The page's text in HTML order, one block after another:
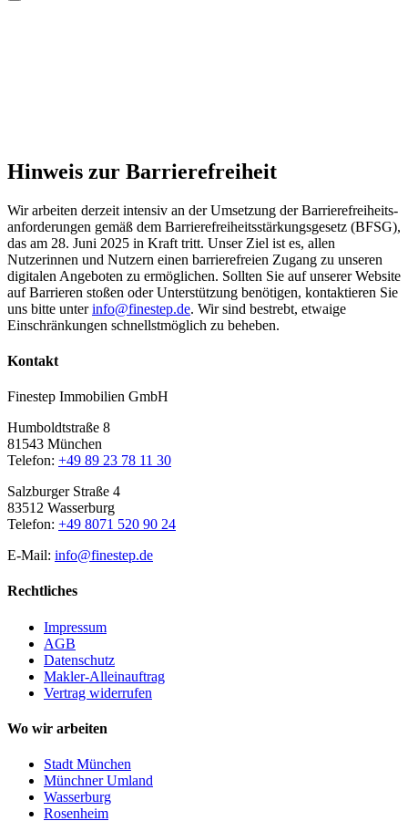
Hinweis zur Barrierefreiheit
Wir arbeiten derzeit intensiv an der Umsetzung der Barrierefreiheits­
anforderungen gemäß dem Barrierefreiheitsstärkungsgesetz (BFSG),
das am 28. Juni 2025 in Kraft tritt. Unser Ziel ist es, allen
Nutzerinnen und Nutzern einen barrierefreien Zugang zu unseren
digitalen Angeboten zu ermöglichen. Sollten Sie auf unserer Website
auf Barrieren stoßen oder Unterstützung benötigen, kontaktieren Sie
uns bitte unterinfo@finestep.de. Wir sind bestrebt, etwaige
Einschränkungen schnellstmöglich zu beheben.
Kontakt
Finestep Immobilien GmbH
Humboldtstraße 8
81543 München
Telefon: +49 89 23 78 11 30
Salzburger Straße 4
83512 Wasserburg
Telefon: +49 8071 520 90 24
E-Mail: info@finestep.de
Rechtliches
Impressum
AGB
Datenschutz
Makler-Alleinauftrag
Vertrag widerrufen
Wo wir arbeiten
Stadt München
Münchner Umland
Wasserburg
Rosenheim